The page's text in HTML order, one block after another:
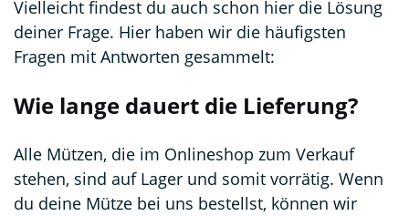
Vielleicht findest du auch schon hier die Lösung
deiner Frage. Hier haben wir die häufigsten
Fragen mit Antworten gesammelt:
Wie lange dauert die Lieferung?
Alle Mützen, die im Onlineshop zum Verkauf
stehen, sind auf Lager und somit vorrätig. Wenn
du deine Mütze bei uns bestellst, können wir